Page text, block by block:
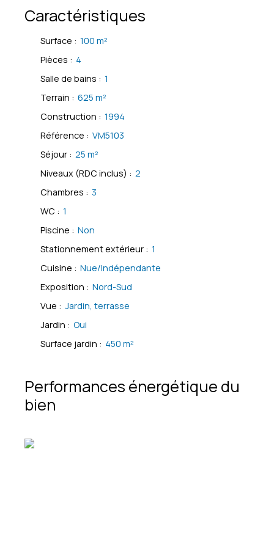
Caractéristiques
Surface : 100 m²
Pièces : 4
Salle de bains : 1
Terrain : 625 m²
Construction : 1994
Référence : VM5103
Séjour : 25 m²
Niveaux (RDC inclus) : 2
Chambres : 3
WC : 1
Piscine : Non
Stationnement extérieur : 1
Cuisine : Nue/Indépendante
Exposition : Nord-Sud
Vue : Jardin, terrasse
Jardin : Oui
Surface jardin : 450 m²
Performances énergétique du
bien